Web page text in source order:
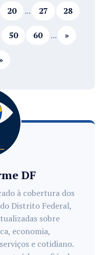
20 ... 27 28
50 60 ... »
DF
à cobertura dos
Distrito Federal,
sobre
economia,
e cotidiano.